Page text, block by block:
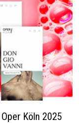
Köln 2025